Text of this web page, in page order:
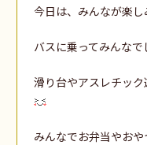
今日は、みんなが楽
バスに乗ってみんな
滑り台やアスレチッ
みんなでお弁当やお